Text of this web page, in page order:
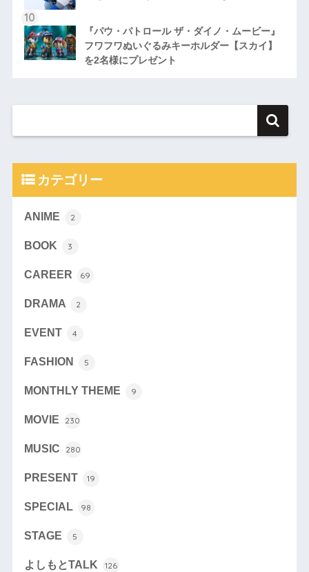
『パウ・パトロール ザ・ダイノ・ムービー』
フワフワぬいぐるみキーホルダー【スカイ】
を2名様にプレゼント
カテゴリー
ANIME 2
BOOK 3
CAREER 69
DRAMA 2
EVENT 4
FASHION 5
MONTHLY THEME 9
MOVIE 230
MUSIC 280
PRESENT 19
SPECIAL 98
STAGE 5
よしもとTALK 126